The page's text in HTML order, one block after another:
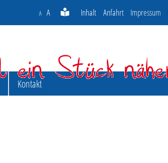
Inhalt Anfahrt Impressum
A A
Kontakt